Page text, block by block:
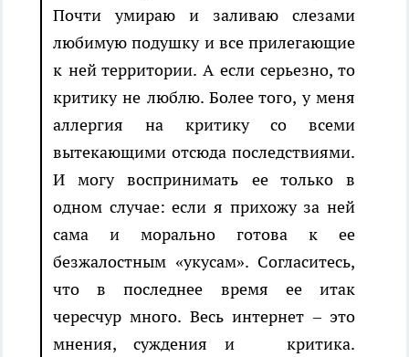
Почти умираю и заливаю слезами
любимую подушку и все прилегающие
к ней территории. А если серьезно, то
критику не люблю. Более того, у меня
аллергия на критику со всеми
вытекающими отсюда последствиями.
И могу воспринимать ее только в
одном случае: если я прихожу за ней
сама и морально готова к ее
безжалостным «укусам». Согласитесь,
что в последнее время ее итак
чересчур много. Весь интернет – это
мнения, суждения и критика.